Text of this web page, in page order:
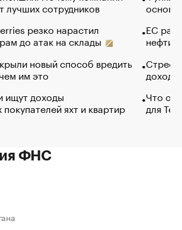
лучших сотрудников
резко нарастил
до атак на склады
новый способ вредить
им это
ищут доходы
яхт и квартир
основ
ЕС
нефти
Что
для
ФНС